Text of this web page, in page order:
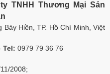
TNHH Thương Mại Sản
Hiền, TP. Hồ Chí Minh, Việt
Tel: 0979 79 36 76
2008;